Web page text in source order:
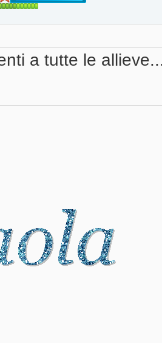
a tutte le